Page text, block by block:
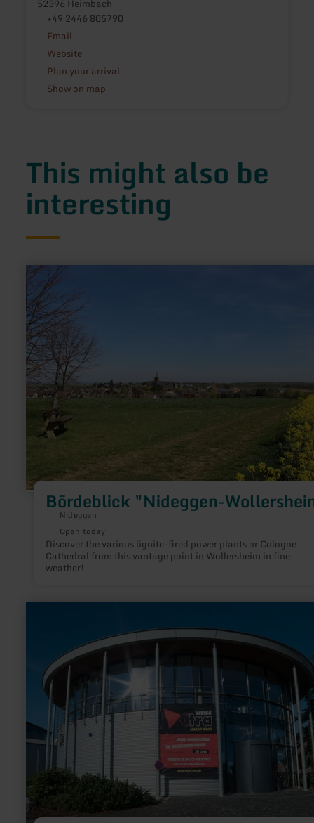
52396 Heimbach
+49 2446 805790
Email
Website
Plan your arrival
Show on map
This might also be
interesting
Bördeblick "Nideggen-
Nideggen
Open today
Discover the various lignite-fired power plants or Cologne
Cathedral from this vantage point in Wollersheim in fine
weather!
learn
more
about:
Bördeblick
"Nideggen-
Wollersheim"
Druckereimuseum